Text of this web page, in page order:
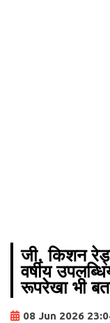
जी. किशन
वर्षीय
रूपरेखा भी
08 Jun 2026